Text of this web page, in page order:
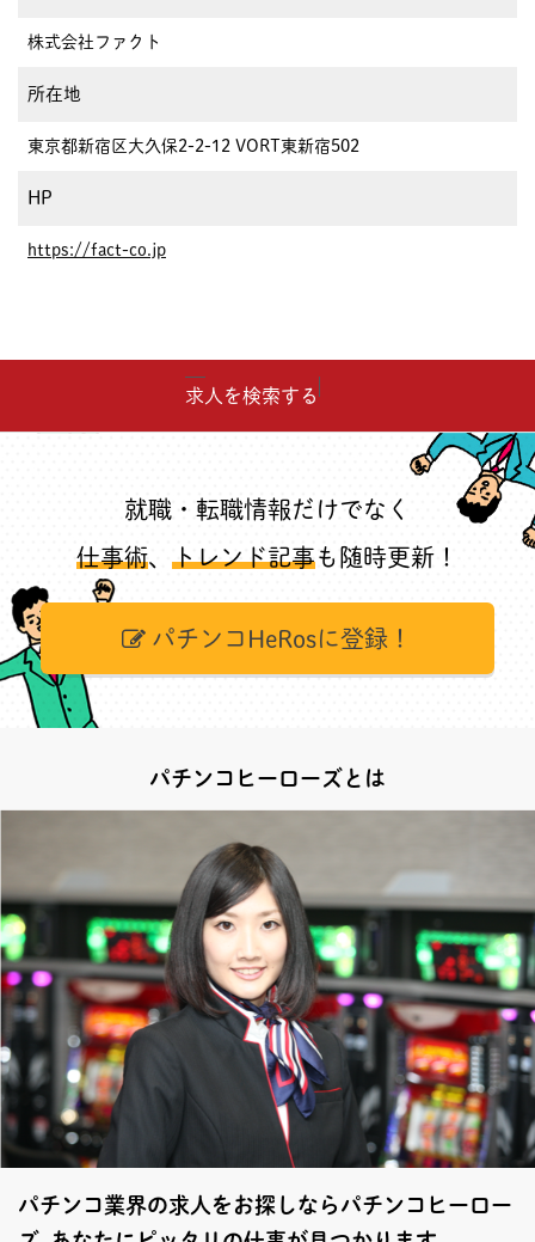
株式会社ファクト
所在地
東京都新宿区大久保2-2-12 VORT東新宿502
HP
https://fact-co.jp
求人を検索する
就職・転職情報だけでなく
仕事術、 トレンド記事も随時更新！
パチンコHeRosに登録！
パチンコヒーローズとは
パチンコ業界の求人をお探しならパチンコヒーロー